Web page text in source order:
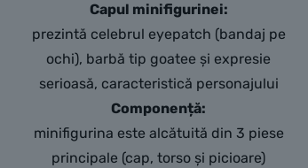
Capul minifigurinei:
prezintă celebrul eyepatch (bandaj pe
ochi), barbă tip goatee și expresie
serioasă, caracteristică personajului
Componență:
minifigurina este alcătuită din 3 piese
principale (cap, torso și picioare)